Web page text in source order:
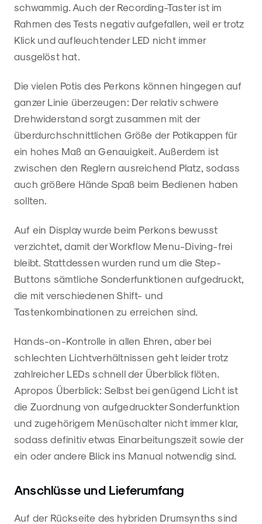
schwammig. Auch der Recording-Taster ist im
Rahmen des Tests negativ aufgefallen, weil er trotz
Klick und aufleuchtender LED nicht immer
ausgelöst hat.
Die vielen Potis des Perkons können hingegen auf
ganzer Linie überzeugen: Der relativ schwere
Drehwiderstand sorgt zusammen mit der
überdurchschnittlichen Größe der Potikappen für
ein hohes Maß an Genauigkeit. Außerdem ist
zwischen den Reglern ausreichend Platz, sodass
auch größere Hände Spaß beim Bedienen haben
sollten.
Auf ein Display wurde beim Perkons bewusst
verzichtet, damit der Workflow Menu-Diving-frei
bleibt. Stattdessen wurden rund um die Step-
Buttons sämtliche Sonderfunktionen aufgedruckt,
die mit verschiedenen Shift- und
Tastenkombinationen zu erreichen sind.
Hands-on-Kontrolle in allen Ehren, aber bei
schlechten Lichtverhältnissen geht leider trotz
zahlreicher LEDs schnell der Überblick flöten.
Apropos Überblick: Selbst bei genügend Licht ist
die Zuordnung von aufgedruckter Sonderfunktion
und zugehörigem Menüschalter nicht immer klar,
sodass definitiv etwas Einarbeitungszeit sowie der
ein oder andere Blick ins Manual notwendig sind.
Anschlüsse und Lieferumfang
Auf der Rückseite des hybriden Drumsynths sind